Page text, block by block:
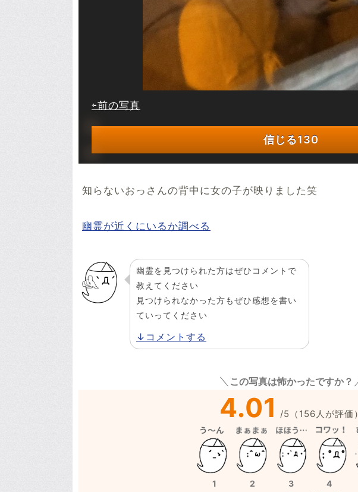
⇦前の写真
信じる130
知らないおっさんの背中に女の子が映りました笑
幽霊が近くにいるか調べる
幽霊を見つけられた方はぜひコメントで
教えてください
見つけられなかった方もぜひ感想を書い
ていってください
↓コメントする
この写真は怖かったですか？
4.01 /5 （ 156人が評価）
1 2 3 4